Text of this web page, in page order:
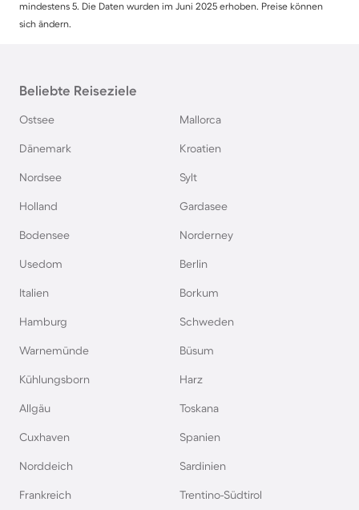
mindestens 5. Die Daten wurden im Juni 2025 erhoben. Preise können
sich ändern.
Beliebte Reiseziele
Ostsee Mallorca
Dänemark Kroatien
Nordsee Sylt
Holland Gardasee
Bodensee Norderney
Usedom Berlin
Italien Borkum
Hamburg Schweden
Warnemünde Büsum
Kühlungsborn Harz
Allgäu Toskana
Cuxhaven Spanien
Norddeich Sardinien
Frankreich Trentino-Südtirol